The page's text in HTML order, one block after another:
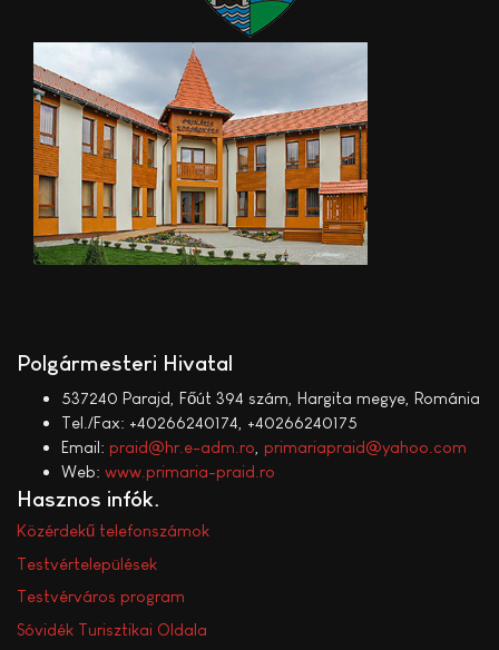
Polgármesteri Hivatal
537240 Parajd, Főút 394 szám, Hargita megye, Románia
Tel./Fax: +40266240174, +40266240175
Email: praid@hr.e-adm.ro primariapraid@yahoo.com
Web: www.primaria-praid.ro
Hasznos infók
Közérdekű telefonszámok
Testvértelepülések
Testvérváros program
Sóvidék Turisztikai Oldala